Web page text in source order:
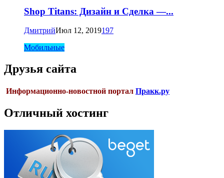
Shop Titans: Дизайн и Сделка —...
ДмитрийИюл 12, 2019197
Мобильные
Друзья сайта
Информационно-новостной портал Пракк.ру
Отличный хостинг